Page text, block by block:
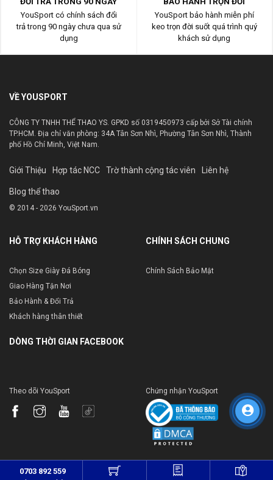
0703 892 559
YouSport có chính sách đổi
trả trong 90 ngày chưa qua sử
dụng
YouSport bảo hành miễn phí
keo trọn đời suốt quá trình quý
khách sử dụng
VỀ YOUSPORT
CÔNG TY TNHH THỂ THAO YS. GPKD số 0319450973 cấp bởi Sở Tài chính
TP.HCM. Địa chỉ văn phòng: 34A Tân Sơn Nhì, Phường Tân Sơn Nhì, Thành
phố Hồ Chí Minh, Việt Nam.
Giới Thiệu Hợp tác NCC Trờ thành cộng tác viên Liên hệ
Blog thể thao
© 2014 - 2026 YouSport.vn
HỖ TRỢ KHÁCH HÀNG
Chọn Size Giày Đá Bóng
Giao Hàng Tận Nơi
Bảo Hành & Đổi Trả
Khách hàng thân thiết
CHÍNH SÁCH CHUNG
Chính Sách Bảo Mật
DÒNG THỜI GIAN FACEBOOK
Theo dõi YouSport Chứng nhận YouSport